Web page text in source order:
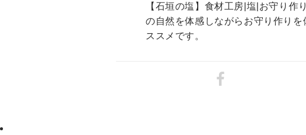
【石垣の塩】食材工房|塩|お守り作
の自然を体感しながらお守り作り
ススメです。